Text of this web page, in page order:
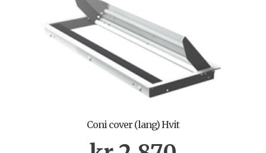
Coni cover (lang) Hvit